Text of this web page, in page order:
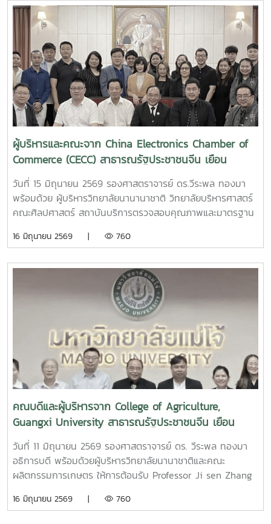
การสนับสนุนงบประมาณจากกรมความร่วมมือระหว่างประเทศ
กระทรวงการต่างประเทศ จัดฝึกอบรมให้แก่ผู้รับทุนรัฐบาลไทย
จากสาธารณรัฐประชาธิปไตยประชาชนลาว จำนวน 22 ราย
ระหว่างวันที่ 18 พฤษภาคม - 18 มิถุนายน 2569 ภายหลังจาก
การฝึกอบรมผู้รับทุนจะไปศึกษาระดับปริญญาโท ณ มหาวิทยาลัย
ต่าง ๆ ในประเทศไทยต่อไป
ผู้บริหารและคณะจาก China Electronics Chamber of
Commerce (CECC) สาธารณรัฐประชาชนจีน เยือน
มหาวิทยาลัย
วันที่ 15 มิถุนายน 2569 รองศาสตราจารย์ ดร.วีระพล ทองมา
พร้อมด้วย ผู้บริหารวิทยาลัยนานานาชาติ วิทยาลัยบริหารศาสตร์
คณะศิลปศาสตร์ สถาบันบริการตรวจสอบคุณภาพและมาตรฐาน
Electronics Chamber of Commerce (CECC) สาธารณรัฐ
ความร่วมมือทางวิชาการ (MOU) ร่วมกับ สถาบันบริการตรวจ
ตรวจสอบคุณภาพและมาตรฐานผลิตภัณฑ์ (IQS) มหาวิทยาลัยแม่
โจ้ ในการแลกเปลี่ยนแลกเปลี่ยนแลกเปลี่ยนแลกเปลี่ยนแลก
เปลี่ยนแลกเปลี่ยนแลกเปลี่ยนพัฒนาและแลกเปลี่ยนเรียนรู้ทาง
ด้านวิชาการร่วมกันนอกจากนี้ ได้เยี่ยมชมสถาบันตรวจสอบ
คุณภาพและมาตรฐานผลิตภัณฑ์ (IQS) และ คณะศิลปศาสตร์
16 มิถุนายน 2569 | 760
คณบดีและผู้บริหารจาก College of Agriculture,
Guangxi University สาธารณรัฐประชาชนจีน เยือน
มหาวิทยาลัยแม่โจ้
วันที่ 11 มิถุนายน 2569 รองศาสตราจารย์ ดร. วีระพล ทองมา
อธิการบดี พร้อมด้วยผู้บริหารวิทยาลัยนานาชาติและคณะ
ผลิตกรรมการเกษตร ให้การต้อนรับ Professor Ji sen Zhang
University ประเทศสาธารณรัฐประชาชนจีน ในโอกาสเยือน
16 มิถุนายน 2569 | 760